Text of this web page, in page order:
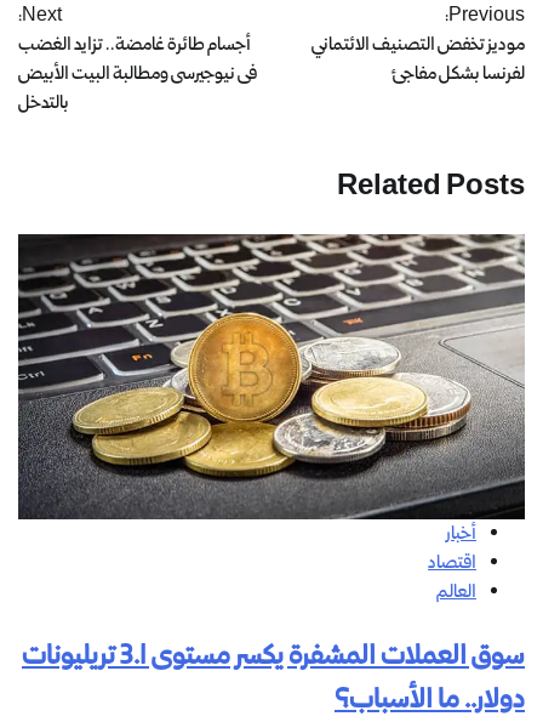
Previous:
موديز تخفض التصنيف الائتماني
لفرنسا بشكل مفاجئ
Next:
أجسام طائرة غامضة.. تزايد الغضب
فى نيوجيرسى ومطالبة البيت الأبيض
بالتدخل
Related Posts
أخبار
اقتصاد
العالم
سوق العملات المشفرة يكسر مستوى 3.1 تريليونات
دولار.. ما الأسباب؟